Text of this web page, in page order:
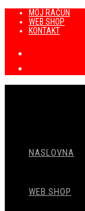
Preskoči
sadržaj
MOJ RAČUN
WEB SHOP
KONTAKT
NASLOVNA
WEB SHOP